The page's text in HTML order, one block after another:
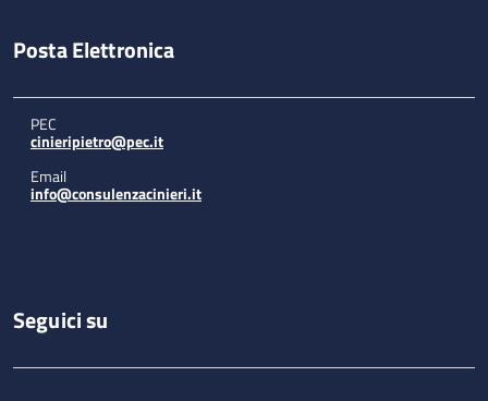
Posta Elettronica
PEC
cinieripietro@pec.it
Email
info@consulenzacinieri.it
Seguici su